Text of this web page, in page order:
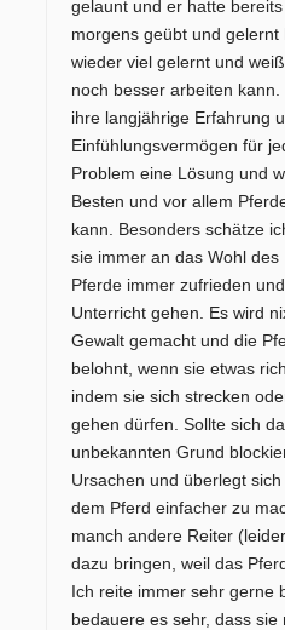
gelaunt und er hatte
morgens geübt und
wieder viel gelernt und
noch besser arbeiten
ihre langjährige Erfahrung
Einfühlungsvermögen für
Problem eine Lösung und
Besten und vor allem
kann. Besonders schätze
sie immer an das Wohl
Pferde immer zufrieden
Unterricht gehen. Es wird
Gewalt gemacht und die
belohnt, wenn sie etwas
indem sie sich strecken
gehen dürfen. Sollte sich
unbekannten Grund
Ursachen und überlegt
dem Pferd einfacher zu
manch andere Reiter
dazu bringen, weil das
Ich reite immer sehr gerne
bedauere es sehr, dass